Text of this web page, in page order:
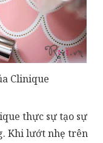
Clinique
thực sự tạo sự
Khi lướt nhẹ trên